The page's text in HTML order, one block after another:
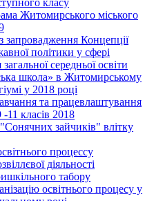
класу
Житомирського міського
запровадження Концепції
політики у сфері
середньої освіти
школа» в Житомирському
у 2018 році
та працевлаштування
11 класів 2018
зайчиків" влітку
процессу
діяльності
табору
освітнього процесу у